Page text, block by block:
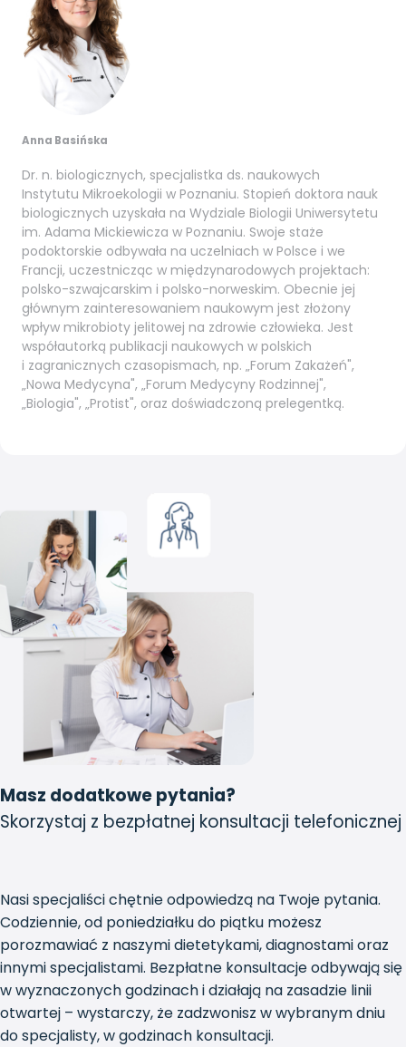
Anna Basińska
Dr. n. biologicznych, specjalistka ds. naukowych
Instytutu Mikroekologii w Poznaniu. Stopień doktora nauk
biologicznych uzyskała na Wydziale Biologii Uniwersytetu
im. Adama Mickiewicza w Poznaniu. Swoje staże
podoktorskie odbywała na uczelniach w Polsce i we
Francji, uczestnicząc w międzynarodowych projektach:
polsko-szwajcarskim i polsko-norweskim. Obecnie jej
głównym zainteresowaniem naukowym jest złożony
wpływ mikrobioty jelitowej na zdrowie człowieka. Jest
współautorką publikacji naukowych w polskich
i zagranicznych czasopismach, np. „Forum Zakażeń",
„Nowa Medycyna", „Forum Medycyny Rodzinnej",
„Biologia", „Protist", oraz doświadczoną prelegentką.
Masz dodatkowe pytania?
Skorzystaj z bezpłatnej konsultacji telefonicznej
Nasi specjaliści chętnie odpowiedzą na Twoje pytania.
Codziennie, od poniedziałku do piątku możesz
porozmawiać z naszymi dietetykami, diagnostami oraz
innymi specjalistami. Bezpłatne konsultacje odbywają się
w wyznaczonych godzinach i działają na zasadzie linii
otwartej – wystarczy, że zadzwonisz w wybranym dniu
do specjalisty, w godzinach konsultacji.